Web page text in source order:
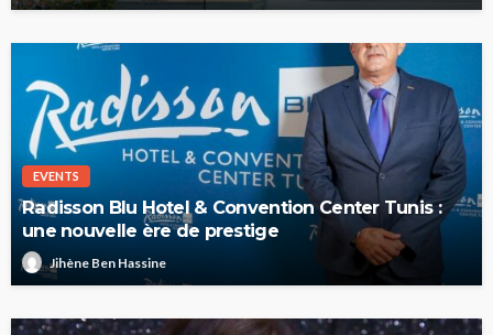
EVENTS
Radisson Blu Hotel & Convention Center Tunis :
une nouvelle ère de prestige
Jihène Ben Hassine